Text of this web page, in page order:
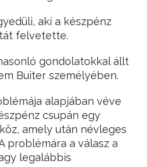
aki a készpénz
felvetette.
gondolatokkal állt
Buiter személyében.
alapjában véve
csupán egy
amely után névleges
problémára a válasz a
legalábbis